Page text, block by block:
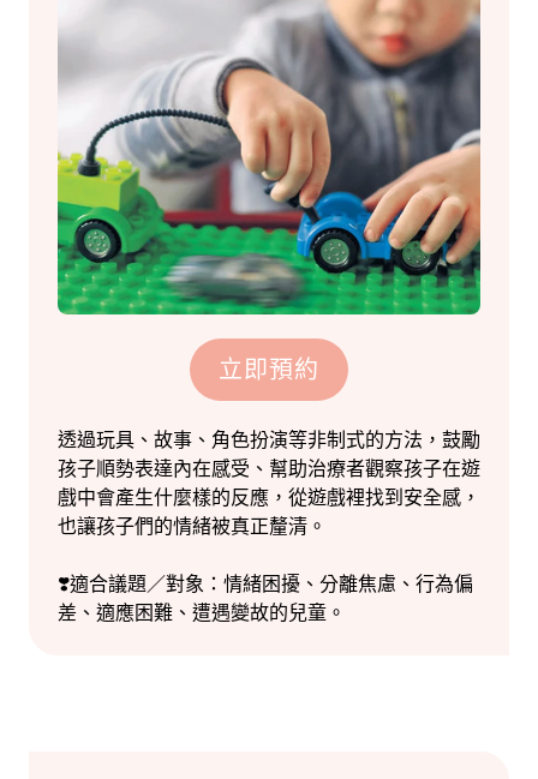
立即預約
透過玩具、故事、角色扮演等非制式的方法，鼓勵
孩子順勢表達內在感受、幫助治療者觀察孩子在遊
戲中會產生什麼樣的反應，從遊戲裡找到安全感，
也讓孩子們的情緒被真正釐清。
❣️適合議題／對象：情緒困擾、分離焦慮、行為偏
差、適應困難、遭遇變故的兒童。